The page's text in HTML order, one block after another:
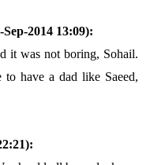
2014 13:09):
it was not boring, Sohail.
to have a dad like Saeed,